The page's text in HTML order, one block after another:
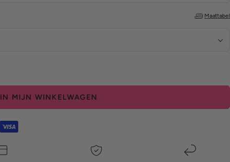
Maattabel
IN MIJN WINKELWAGEN